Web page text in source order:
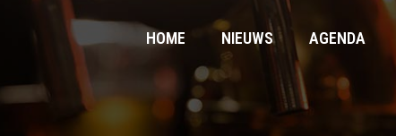
HOME NIEUWS AGENDA